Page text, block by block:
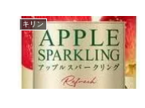
キリン